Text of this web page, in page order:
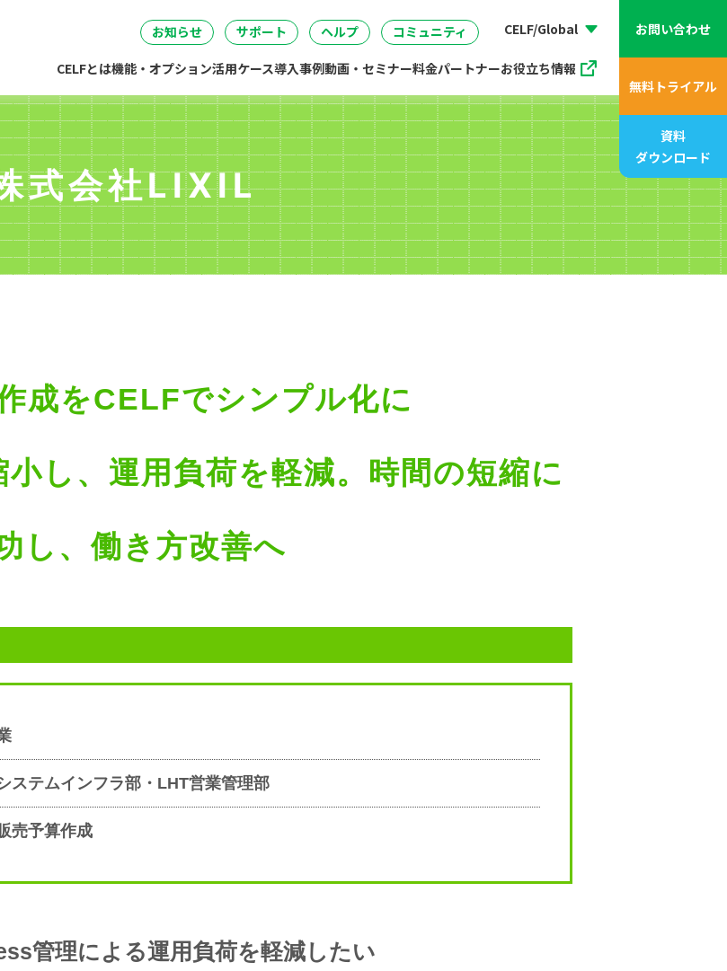
お知らせ サポート ヘルプ コミュニティ CELF/Global
CELFとは機能・オプション活用ケース
05開発・製造 06 経営管理 07企画・マーケティング
導入事例動画・セミナー
無料IT講座
料金パートナー
販売支援プログラム
お役立ち情報
お問い合わせ
無料トライアル
資料
ダウンロード
式会社LIXIL
成をCELFでシンプル化に
し、運用負荷を軽減。時間の短縮に
し、働き方改善へ
ステムインフラ部・LHT営業管理部
売予算作成
管理による運用負荷を軽減したい